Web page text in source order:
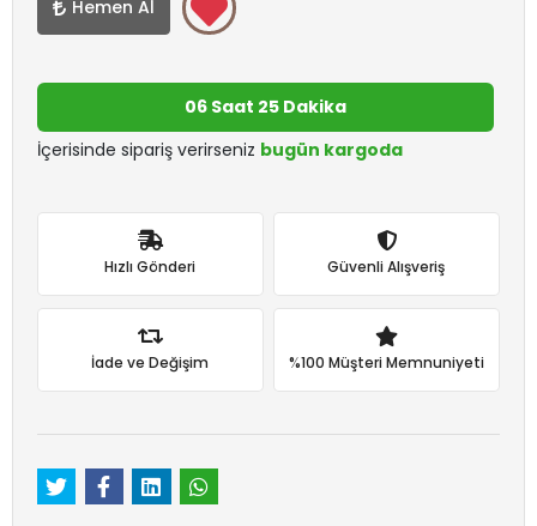
Hemen Al
06 Saat 25 Dakika
İçerisinde sipariş verirseniz bugün kargoda
Hızlı Gönderi Güvenli Alışveriş
İade ve Değişim %100 Müşteri Memnuniyeti